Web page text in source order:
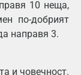
10 неща,
по-добрият
направя 3.
и човечност.